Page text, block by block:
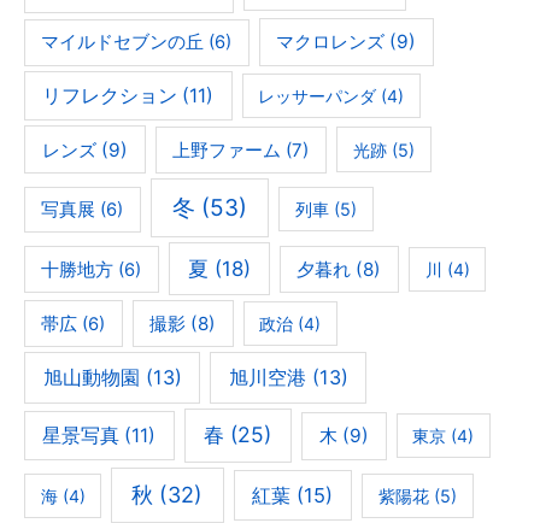
マイルドセブンの丘 (6) マクロレンズ (9)
リフレクション (11) レッサーパンダ (4)
レンズ(9) 上野ファーム (7) 光跡(5)
写真展 (6) 冬 (53) 列車(5)
十勝地方 (6) 夏 (18) 夕暮れ (8) 川 (4)
帯広 (6) 撮影 (8) 政治 (4)
旭山動物園 (13) 旭川空港 (13)
星景写真 (11) 春 (25) 木(9) 東京 (4)
海(4) 秋 (32) 紅葉 (15) 紫陽花 (5)